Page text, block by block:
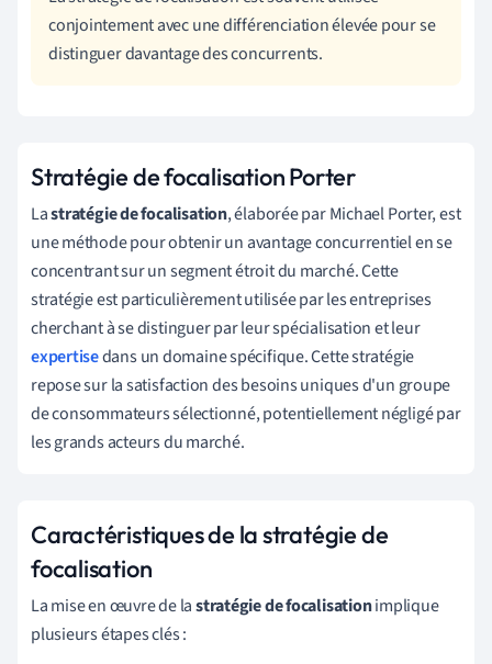
conjointement avec une différenciation élevée pour se
distinguer davantage des concurrents.
Stratégie de focalisation Porter
Lastratégie de focalisation, élaborée par Michael Porter, est
une méthode pour obtenir un avantage concurrentiel en se
concentrant sur un segment étroit du marché. Cette
stratégie est particulièrement utilisée par les entreprises
cherchant à se distinguer par leur spécialisation et leur
expertisedans un domaine spécifique. Cette stratégie
repose sur la satisfaction des besoins uniques d'un groupe
de consommateurs sélectionné, potentiellement négligé par
les grands acteurs du marché.
Caractéristiques de la stratégie de
focalisation
La mise en œuvre de lastratégie de focalisationimplique
plusieurs étapes clés :